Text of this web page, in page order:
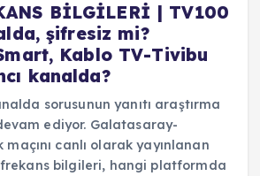
BİLGİLERİ | TV100
şifresiz mi?
Kablo TV-Tivibu
kanalda?
sorusunun yanıtı araştırma
ediyor. Galatasaray-
maçını canlı olarak yayınlanan
frekans bilgileri, hangi platformda